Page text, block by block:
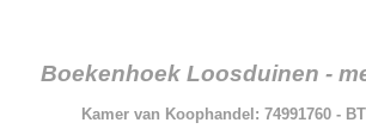
Boekenhoek Loosduinen -
Kamer van Koophandel: 74991760 -